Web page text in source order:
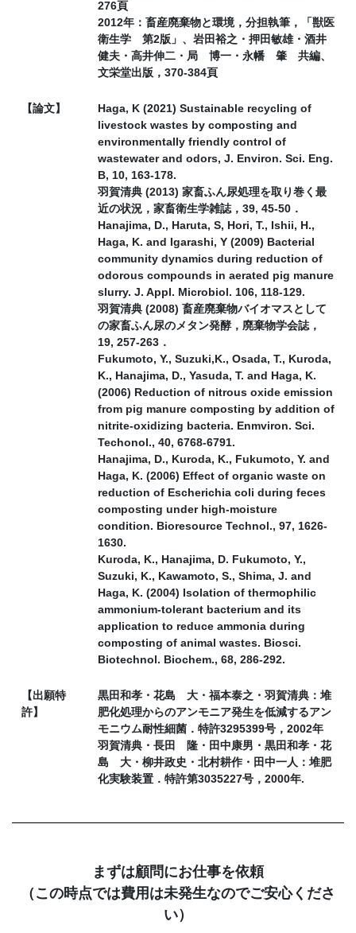
276頁
2012年：畜産廃棄物と環境，分担執筆，「獣医
衛生学 第2版」、岩田裕之・押田敏雄・酒井
健夫・高井伸二・局 博一・永幡 肇 共編、
文栄堂出版，370-384頁
【論文】
Haga, K (2021) Sustainable recycling of
livestock wastes by composting and
environmentally friendly control of
wastewater and odors, J. Environ. Sci. Eng.
B, 10, 163-178.
羽賀清典 (2013) 家畜ふん尿処理を取り巻く最
近の状況，家畜衛生学雑誌，39, 45-50．
Hanajima, D., Haruta, S, Hori, T., Ishii, H.,
Haga, K. and Igarashi, Y (2009) Bacterial
community dynamics during reduction of
odorous compounds in aerated pig manure
slurry. J. Appl. Microbiol. 106, 118-129.
羽賀清典 (2008) 畜産廃棄物バイオマスとして
の家畜ふん尿のメタン発酵，廃棄物学会誌，
19, 257-263．
Fukumoto, Y., Suzuki,K., Osada, T., Kuroda,
K., Hanajima, D., Yasuda, T. and Haga, K.
(2006) Reduction of nitrous oxide emission
from pig manure composting by addition of
nitrite-oxidizing bacteria. Enmviron. Sci.
Techonol., 40, 6768-6791.
Hanajima, D., Kuroda, K., Fukumoto, Y. and
Haga, K. (2006) Effect of organic waste on
reduction of Escherichia coli during feces
composting under high-moisture
condition. Bioresource Technol., 97, 1626-
1630.
Kuroda, K., Hanajima, D. Fukumoto, Y.,
Suzuki, K., Kawamoto, S., Shima, J. and
Haga, K. (2004) Isolation of thermophilic
ammonium-tolerant bacterium and its
application to reduce ammonia during
composting of animal wastes. Biosci.
Biotechnol. Biochem., 68, 286-292.
【出願特
許】
黒田和孝・花島 大・福本泰之・羽賀清典：堆
肥化処理からのアンモニア発生を低減するアン
モニウム耐性細菌．特許3295399号，2002年
羽賀清典・長田 隆・田中康男・黒田和孝・花
島 大・柳井政史・北村耕作・田中一人：堆肥
化実験装置．特許第3035227号，2000年.
まずは顧問にお仕事を依頼
（この時点では費用は未発生なのでご安心くださ
い）